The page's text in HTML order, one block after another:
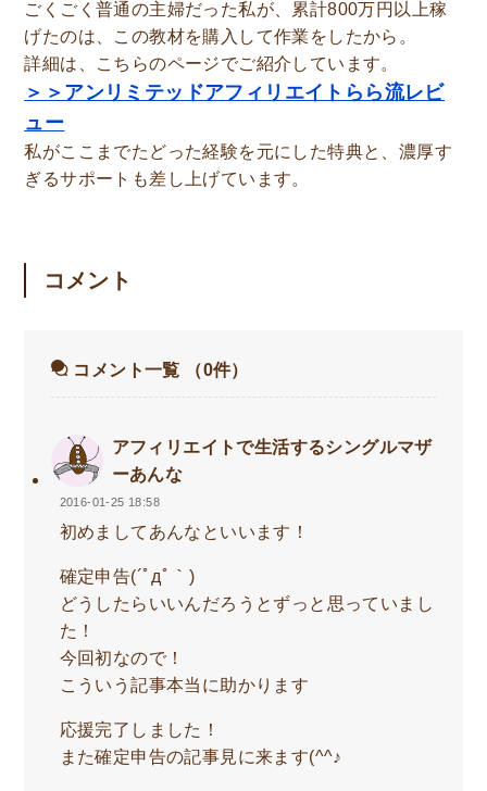
ごくごく普通の主婦だった私が、累計800万円以上稼
げたのは、この教材を購入して作業をしたから。
詳細は、こちらのページでご紹介しています。
＞＞アンリミテッドアフィリエイトらら流レビ
ュー
私がここまでたどった経験を元にした特典と、濃厚す
ぎるサポートも差し上げています。
コメント
コメント一覧 （0件）
アフィリエイトで生活するシングルマザ
ーあんな
2016-01-25 18:58
初めましてあんなといいます！
確定申告(´ﾟдﾟ｀)
どうしたらいいんだろうとずっと思っていまし
た！
今回初なので！
こういう記事本当に助かります
応援完了しました！
また確定申告の記事見に来ます(^^♪